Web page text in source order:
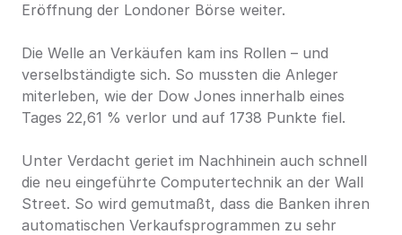
Eröffnung der Londoner Börse weiter.
Die Welle an Verkäufen kam ins Rollen – und
verselbständigte sich. So mussten die Anleger
miterleben, wie der Dow Jones innerhalb eines
Tages 22,61 % verlor und auf 1738 Punkte fiel.
Unter Verdacht geriet im Nachhinein auch schnell
die neu eingeführte Computertechnik an der Wall
Street. So wird gemutmaßt, dass die Banken ihren
automatischen Verkaufsprogrammen zu sehr